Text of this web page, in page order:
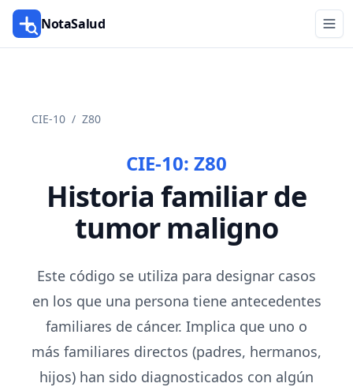
NotaSalud
CIE-10 / Z80
CIE-10: Z80
Historia familiar de
tumor maligno
Este código se utiliza para designar casos
en los que una persona tiene antecedentes
familiares de cáncer. Implica que uno o
más familiares directos (padres, hermanos,
hijos) han sido diagnosticados con algún